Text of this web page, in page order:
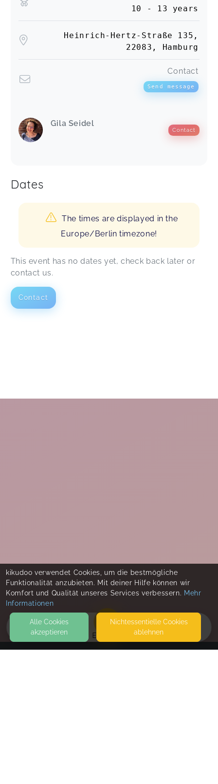
EVENTS
10 - 13 years
Heinrich-Hertz-Straße 135,
22083, Hamburg
Contact
Send message
Gila Seidel
Contact
Dates
The times are displayed in the
Europe/Berlin timezone!
This event has no dates yet, check back later or
contact us.
Contact
kikudoo verwendet Cookies, um die bestmögliche
Funktionalität anzubieten. Mit deiner Hilfe können wir
Komfort und Qualität unseres Services verbessern. Mehr
Informationen
Alle Cookies
akzeptieren
Nicht­essentielle Cookies
ablehnen